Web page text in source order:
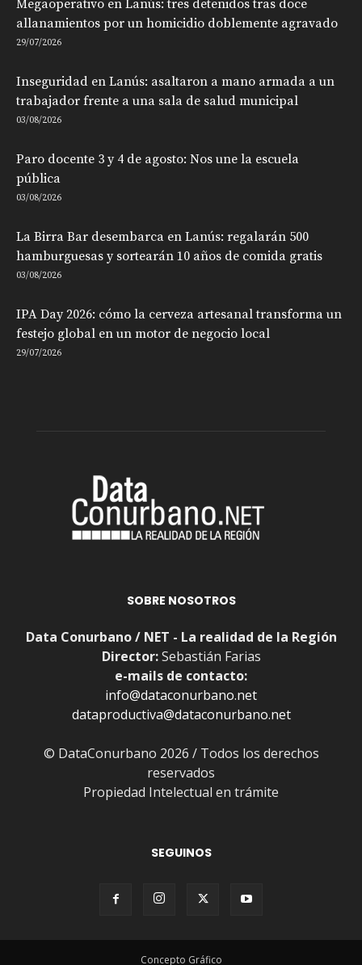
Megaoperativo en Lanús: tres detenidos tras doce
allanamientos por un homicidio doblemente agravado
29/07/2026
Inseguridad en Lanús: asaltaron a mano armada a un
trabajador frente a una sala de salud municipal
03/08/2026
Paro docente 3 y 4 de agosto: Nos une la escuela
pública
03/08/2026
La Birra Bar desembarca en Lanús: regalarán 500
hamburguesas y sortearán 10 años de comida gratis
03/08/2026
IPA Day 2026: cómo la cerveza artesanal transforma un
festejo global en un motor de negocio local
29/07/2026
SOBRE NOSOTROS
Data Conurbano / NET - La realidad de la Región
Director:Sebastián Farias
e-mails de contacto:
info@dataconurbano.net
dataproductiva@dataconurbano.net
© DataConurbano 2026 / Todos los derechos
reservados
Propiedad Intelectual en trámite
SEGUINOS
Concepto Gráfico